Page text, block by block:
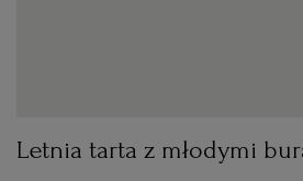
Letnia tarta z młodymi